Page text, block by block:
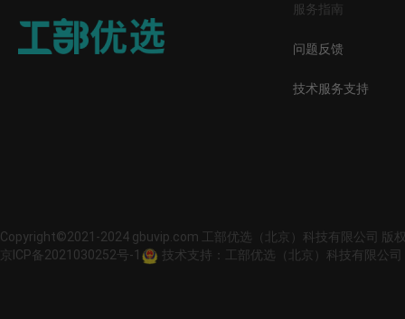
服务指南
问题反馈
技术服务支持
Copyright©2021-2024 gbuvip.com 工部优选（北京）科技有限公司 版
京ICP备2021030252号-1
技术支持：工部优选（北京）科技有限公司